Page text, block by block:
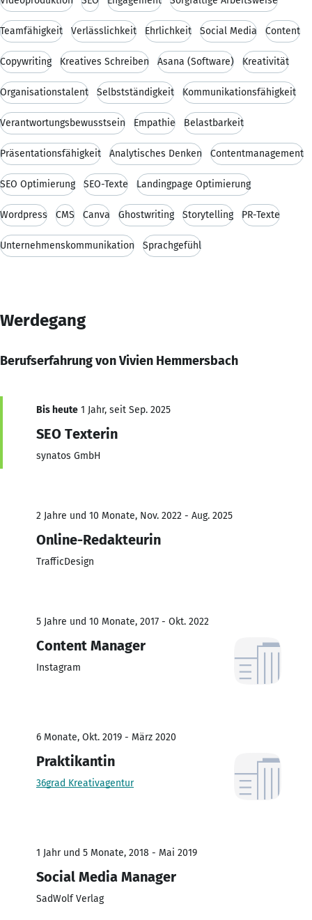
Teamfähigkeit Verlässlichkeit Ehrlichkeit Social Media Content
Copywriting Kreatives Schreiben Asana (Software) Kreativität
Organisationstalent Selbstständigkeit Kommunikationsfähigkeit
Verantwortungsbewusstsein Empathie Belastbarkeit
Präsentationsfähigkeit Analytisches Denken Contentmanagement
SEO Optimierung SEO-Texte Landingpage Optimierung
Wordpress CMS Canva Ghostwriting Storytelling PR-Texte
Unternehmenskommunikation Sprachgefühl
Werdegang
Berufserfahrung von Vivien Hemmersbach
Bis heute 1 Jahr, seit Sep. 2025
SEO Texterin
synatos GmbH
2 Jahre und 10 Monate, Nov. 2022 - Aug. 2025
Online-Redakteurin
TrafficDesign
5 Jahre und 10 Monate, 2017 - Okt. 2022
Content Manager
Instagram
6 Monate, Okt. 2019 - März 2020
Praktikantin
36grad Kreativagentur
1 Jahr und 5 Monate, 2018 - Mai 2019
Social Media Manager
SadWolf Verlag